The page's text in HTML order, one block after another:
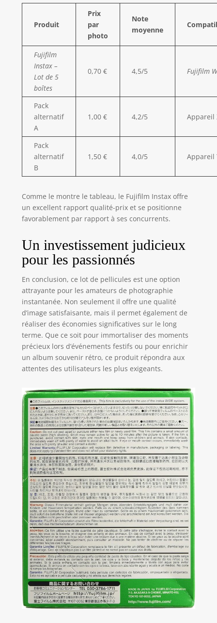
Produit
Prix
par
photo
Note
moyenne
Fujifilm
Instax –
Lot de 5
boîtes
0,70 € 4,5/5 Fujifilm
Pack
alternatif
A
1,00 € 4,2/5 Appareil
Pack
alternatif
B
1,50 € 4,0/5 Appareil
Comme le montre le tableau, le Fujifilm Instax offre
un excellent rapport qualité-prix et se positionne
favorablement par rapport à ses concurrents.
Un investissement judicieux
pour les passionnés
En conclusion, ce lot de pellicules est une option
attrayante pour les amateurs de photographie
instantanée. Non seulement il offre une qualité
d’image satisfaisante, mais il permet également de
réaliser des économies significatives sur le long
terme. Que ce soit pour immortaliser des moments
précieux lors d’événements festifs ou pour enrichir
un album souvenir rétro, ce produit répondra aux
attentes des utilisateurs les plus exigeants.